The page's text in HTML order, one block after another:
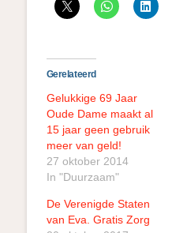
Gerelateerd
Gelukkige 69 Jaar
Oude Dame maakt al
15 jaar geen gebruik
meer van geld!
27 oktober 2014
In "Duurzaam"
De Verenigde Staten
van Eva. Gratis Zorg